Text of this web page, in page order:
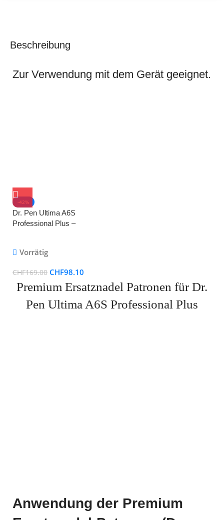
Beschreibung
Zur Verwendung mit dem Gerät geeignet.
-42%
Dr. Pen Ultima A6S
Professional Plus –
Mikronadel-Patronen
Vorrätig
CHF169.00 CHF98.10
Premium Ersatznadel Patronen für Dr.
Pen Ultima A6S Professional Plus
Anwendung der Premium